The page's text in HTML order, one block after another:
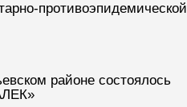
противоэпидемической
районе состоялось